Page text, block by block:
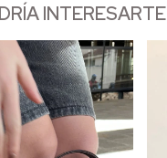
INTERESARTE